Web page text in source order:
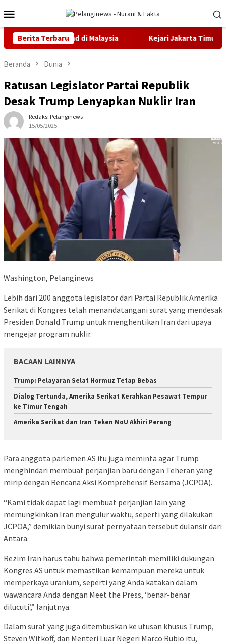
ke
kontenMobile
Berita Terbaru
Olympiad di Malaysia Kejari Jakarta Timur Terima
Beranda Dunia
Ratusan Legislator Partai Republik
Desak Trump Lenyapkan Nuklir Iran
Redaksi Pelanginews
15/05/2025
Washington, Pelanginews
Lebih dari 200 anggota legislator dari Partai Republik Amerika
Serikat di Kongres telah menandatangani surat yang mendesak
Presiden Donald Trump untuk menghentikan Iran dari upaya
mengejar program nuklir.
BACAAN LAINNYA
Trump: Pelayaran Selat Hormuz Tetap Bebas
Dialog Tertunda, Amerika Serikat Kerahkan Pesawat Tempur
ke Timur Tengah
Amerika Serikat dan Iran Teken MoU Akhiri Perang
Para anggota parlemen AS itu juga meminta agar Trump
menghindari membuat perjanjian baru dengan Teheran yang
mirip dengan Rencana Aksi Komprehensif Bersama (JCPOA).
“Kami tidak dapat lagi membuat perjanjian lain yang
memungkinkan Iran mengulur waktu, seperti yang dilakukan
JCPOA,” demikian bunyi surat pernyataan tersebut dulansir dari
Antara.
Rezim Iran harus tahu bahwa pemerintah memiliki dukungan
Kongres AS untuk memastikan kemampuan mereka untuk
memperkaya uranium, seperti yang Anda katakan dalam
wawancara Anda dengan Meet the Press, ‘benar-benar
dilucuti’,” lanjutnya.
Dalam surat yang juga ditembuskan ke utusan khusus Trump,
Steven Witkoff, dan Menteri Luar Negeri Marco Rubio itu,